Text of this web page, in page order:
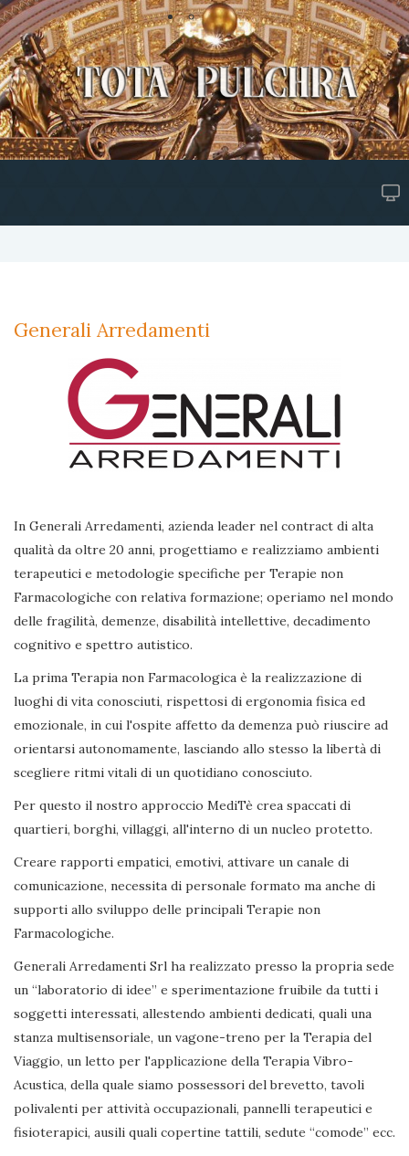
Generali Arredamenti
In Generali Arredamenti, azienda leader nel contract di alta
qualità da oltre 20 anni, progettiamo e realizziamo ambienti
terapeutici e metodologie specifiche per Terapie non
Farmacologiche con relativa formazione; operiamo nel mondo
delle fragilità, demenze, disabilità intellettive, decadimento
cognitivo e spettro autistico.
La prima Terapia non Farmacologica è la realizzazione di
luoghi di vita conosciuti, rispettosi di ergonomia fisica ed
emozionale, in cui l'ospite affetto da demenza può riuscire ad
orientarsi autonomamente, lasciando allo stesso la libertà di
scegliere ritmi vitali di un quotidiano conosciuto.
Per questo il nostro approccio MediTè crea spaccati di
quartieri, borghi, villaggi, all'interno di un nucleo protetto.
Creare rapporti empatici, emotivi, attivare un canale di
comunicazione, necessita di personale formato ma anche di
supporti allo sviluppo delle principali Terapie non
Farmacologiche.
Generali Arredamenti Srl ha realizzato presso la propria sede
un “laboratorio di idee” e sperimentazione fruibile da tutti i
soggetti interessati, allestendo ambienti dedicati, quali una
stanza multisensoriale, un vagone-treno per la Terapia del
Viaggio, un letto per l'applicazione della Terapia Vibro-
Acustica, della quale siamo possessori del brevetto, tavoli
polivalenti per attività occupazionali, pannelli terapeutici e
fisioterapici, ausili quali copertine tattili, sedute “comode” ecc.